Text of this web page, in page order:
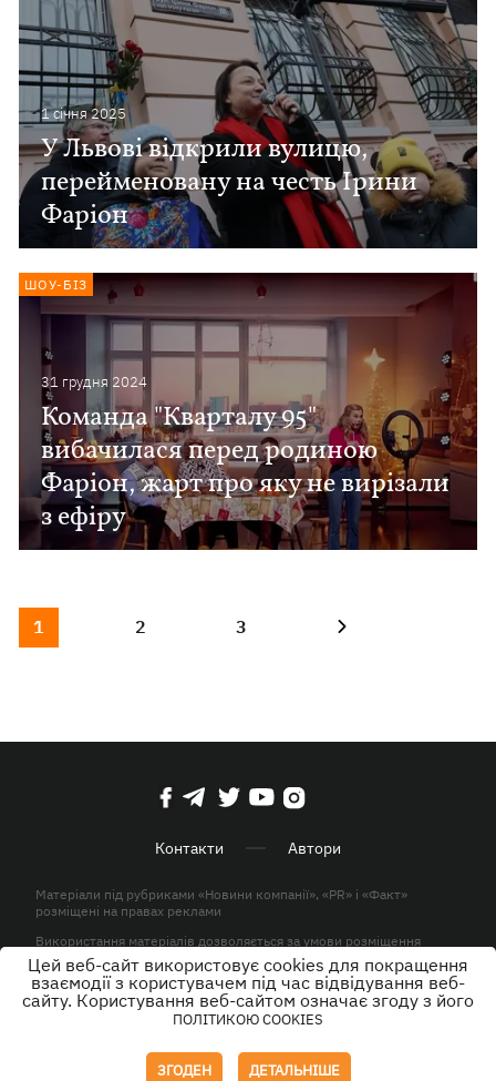
1 сiчня 2025
У Львові відкрили вулицю,
перейменовану на честь Ірини
Фаріон
31 грудня 2024
Команда "Кварталу 95"
вибачилася перед родиною
Фаріон, жарт про яку не вирізали
з ефіру
ШОУ-БІЗ
1 2 3
Контакти Автори
Матеріали під рубриками «Новини компанії», «PR» і «Факт»
розміщені на правах реклами
Використання матеріалів дозволяється за умови розміщення
активного гіперпосилання на KP.UA в першому абзаці.
© ТОВ «ЮЛАВ МЕДІА» 2026. Всі права захищені.
Цей веб-сайт використовує cookies для покращення
взаємодії з користувачем під час відвідування веб-
сайту. Користування веб-сайтом означає згоду з його
ПОЛІТИКОЮ COOKIES
ЗГОДЕН ДЕТАЛЬНІШЕ